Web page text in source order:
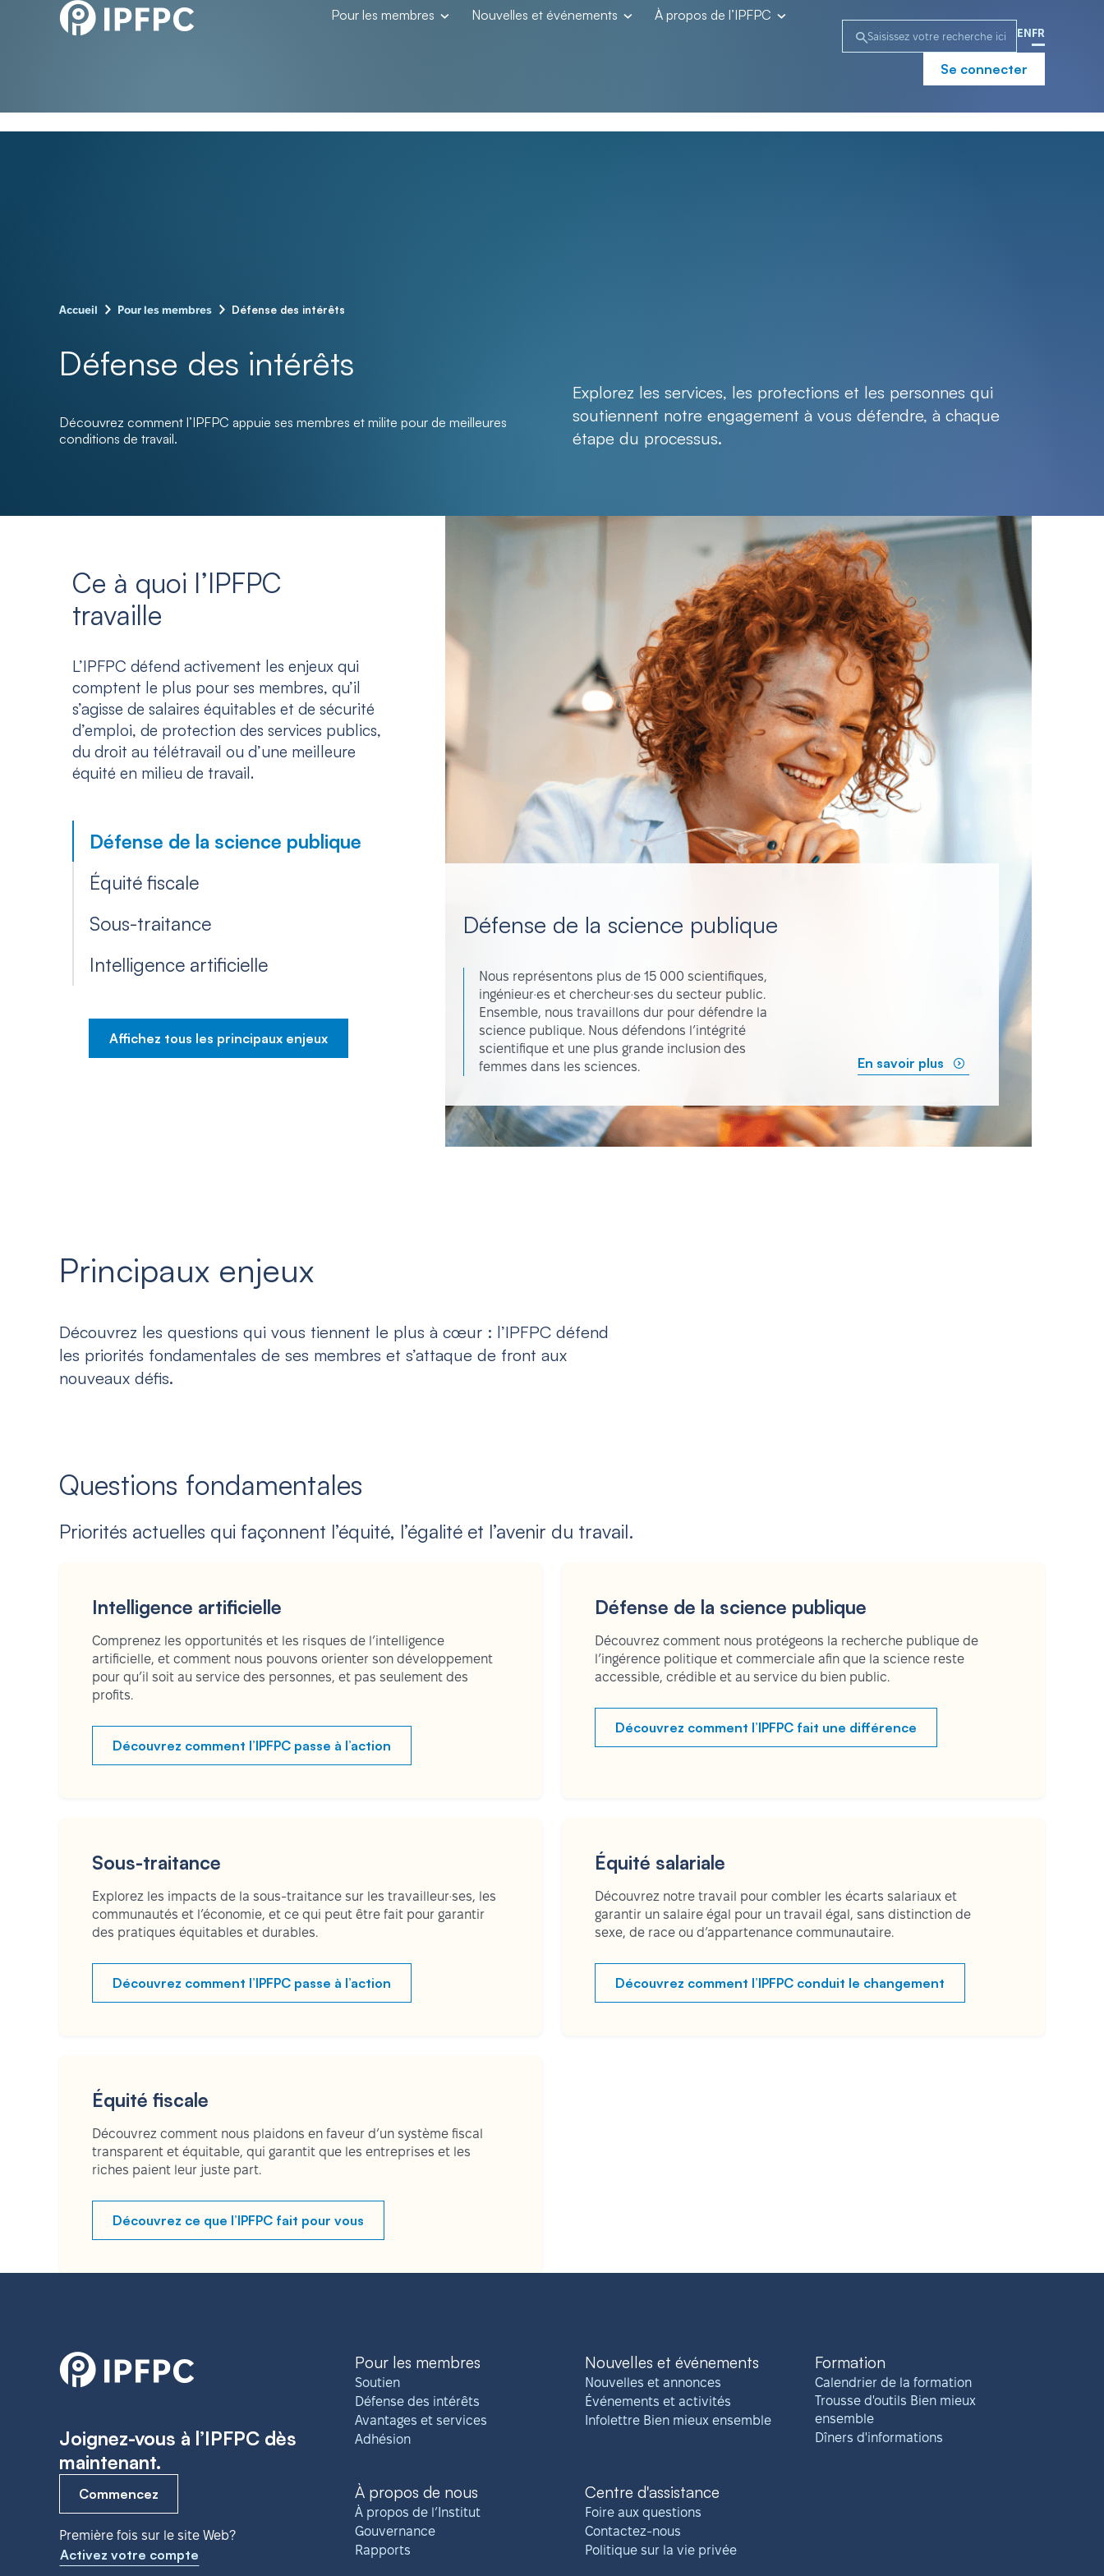
Pour les membres Nouvelles et événements À propos de l’IPFPC
EN FR
Se connecter
Accueil – Pour les membres – Défense des intérêts
Défense des intérêts
Découvrez comment l’IPFPC appuie ses membres et milite pour de meilleures
conditions de travail.
Explorez les services, les protections et les personnes qui
soutiennent notre engagement à vous défendre, à chaque
étape du processus.
Ce à quoi l’IPFPC
travaille
L’IPFPC défend activement les enjeux qui
comptent le plus pour ses membres, qu’il
s’agisse de salaires équitables et de sécurité
d’emploi, de protection des services publics,
du droit au télétravail ou d’une meilleure
équité en milieu de travail.
Défense de la science publique
Équité fiscale
Sous-traitance
Intelligence artificielle
Affichez tous les principaux enjeux
Défense de la science publique
Nous représentons plus de 15 000 scientifiques,
ingénieur·es et chercheur·ses du secteur public.
Ensemble, nous travaillons dur pour défendre la
science publique. Nous défendons l’intégrité
scientifique et une plus grande inclusion des
femmes dans les sciences.
En savoir plus
Principaux enjeux
Découvrez les questions qui vous tiennent le plus à cœur : l’IPFPC défend
les priorités fondamentales de ses membres et s’attaque de front aux
nouveaux défis.
Questions fondamentales
Priorités actuelles qui façonnent l’équité, l’égalité et l’avenir du travail.
Intelligence artificielle
Comprenez les opportunités et les risques de l’intelligence
artificielle, et comment nous pouvons orienter son développement
pour qu’il soit au service des personnes, et pas seulement des
profits.
Découvrez comment l’IPFPC passe à l’action
Défense de la science publique
Découvrez comment nous protégeons la recherche publique de
l’ingérence politique et commerciale afin que la science reste
accessible, crédible et au service du bien public.
Découvrez comment l’IPFPC fait une différence
Sous-traitance
Explorez les impacts de la sous-traitance sur les travailleur·ses, les
communautés et l’économie, et ce qui peut être fait pour garantir
des pratiques équitables et durables.
Découvrez comment l’IPFPC passe à l’action
Équité salariale
Découvrez notre travail pour combler les écarts salariaux et
garantir un salaire égal pour un travail égal, sans distinction de
sexe, de race ou d’appartenance communautaire.
Découvrez comment l’IPFPC conduit le changement
Équité fiscale
Découvrez comment nous plaidons en faveur d’un système fiscal
transparent et équitable, qui garantit que les entreprises et les
riches paient leur juste part.
Découvrez ce que l’IPFPC fait pour vous
Joignez-vous à l’IPFPC dès
maintenant.
Commencez
Première fois sur le site Web?
Activez votre compte
Pour les membres
Soutien
Défense des intérêts
Avantages et services
Adhésion
Nouvelles et événements
Nouvelles et annonces
Événements et activités
Infolettre Bien mieux ensemble
Formation
Calendrier de la formation
Trousse d'outils Bien mieux
ensemble
Dîners d'informations
À propos de nous
À propos de l’Institut
Gouvernance
Rapports
Centre d'assistance
Foire aux questions
Contactez-nous
Politique sur la vie privée